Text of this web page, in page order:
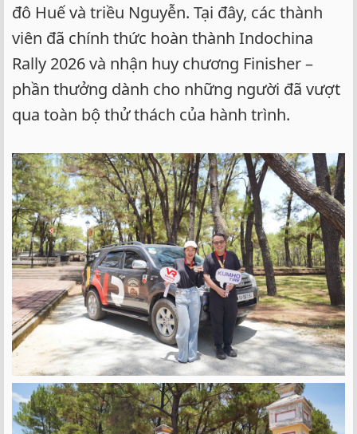
đô Huế và triều Nguyễn. Tại đây, các thành
viên đã chính thức hoàn thành Indochina
Rally 2026 và nhận huy chương Finisher –
phần thưởng dành cho những người đã vượt
qua toàn bộ thử thách của hành trình.